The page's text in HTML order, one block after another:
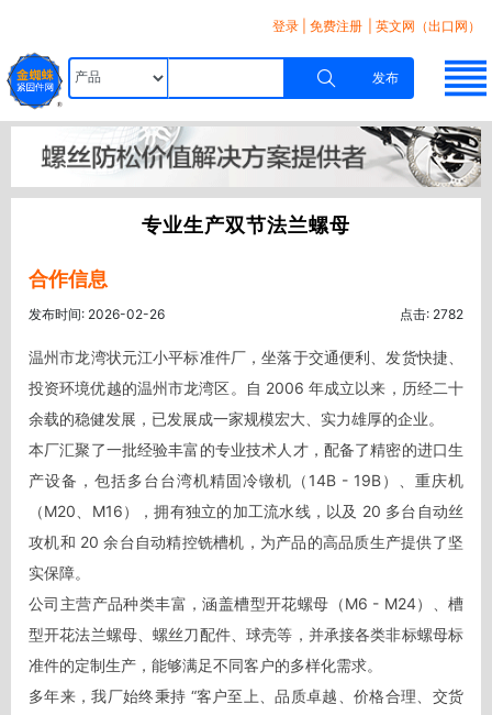
登录 免费注册 | 英文网（出口网）
发布
专业生产双节法兰螺母
合作信息
发布时间: 2026-02-26 点击: 2782
温州市龙湾状元江小平标准件厂，坐落于交通便利、发货快捷、
投资环境优越的温州市龙湾区。自 2006 年成立以来，历经二十
余载的稳健发展，已发展成一家规模宏大、实力雄厚的企业。
本厂汇聚了一批经验丰富的专业技术人才，配备了精密的进口生
产设备，包括多台台湾机精固冷镦机（14B - 19B）、重庆机
（M20、M16），拥有独立的加工流水线，以及 20 多台自动丝
攻机和 20 余台自动精控铣槽机，为产品的高品质生产提供了坚
实保障。
公司主营产品种类丰富，涵盖槽型开花螺母（M6 - M24）、槽
型开花法兰螺母、螺丝刀配件、球壳等，并承接各类非标螺母标
准件的定制生产，能够满足不同客户的多样化需求。
多年来，我厂始终秉持 “客户至上、品质卓越、价格合理、交货